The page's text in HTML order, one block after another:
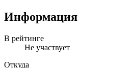
Информация
В рейтинге
Не участвует
Откуда